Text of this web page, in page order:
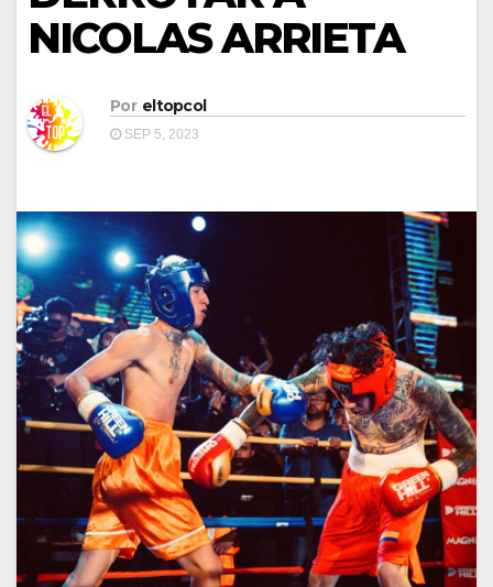
NICOLAS ARRIETA
Por eltopcol
SEP 5, 2023